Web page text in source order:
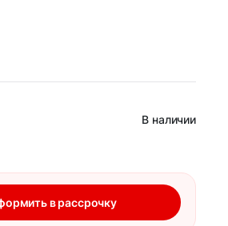
В наличии
в рассрочку